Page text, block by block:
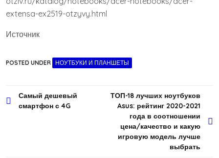
extensa-ex2519-otzyvy.html
Источник
POSTED UNDER НОУТБУКИ И ПЛАНШЕТЫ
Навигация
Самый дешевый
смартфон с 4G
ТОП-18 лучших ноутбуков
Asus: рейтинг 2020-2021
года в соотношении
цена/качество и какую
игровую модель лучше
выбрать